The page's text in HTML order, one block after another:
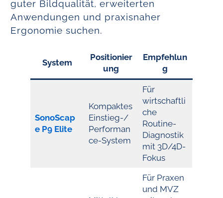
guter Bildqualität, erweiterten
Anwendungen und praxisnaher
Ergonomie suchen.
System
Positionier
ung
Empfehlun
g
SonoScap
e P9 Elite
Kompaktes
Einstieg-/
Performan
ce-System
Für
wirtschaftli
che
Routine-
Diagnostik
mit 3D/4D-
Fokus
Für Praxen
und MVZ